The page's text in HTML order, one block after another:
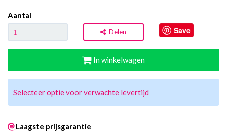
Aantal
Delen Save
In winkelwagen
Selecteer optie voor verwachte levertijd
Laagste prijsgarantie